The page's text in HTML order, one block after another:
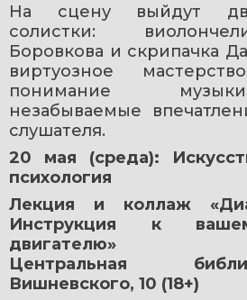
На сцену выйдут
солистки:
Боровкова и скрипачка
виртуозное
понимание
незабываемые
слушателя.
20 мая (среда):
психология
Лекция и коллаж
Инструкция к
двигателю»
Центральная
Вишневского, 10 (18+)